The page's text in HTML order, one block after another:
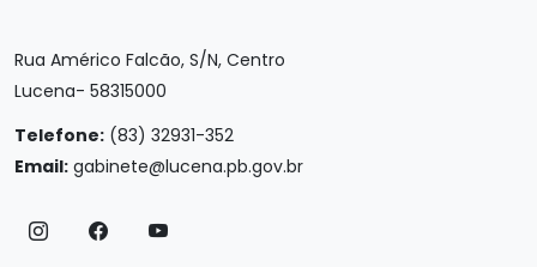
Rua Américo Falcão, S/N, Centro
Lucena- 58315000
Telefone: (83) 32931-352
Email: gabinete@lucena.pb.gov.br